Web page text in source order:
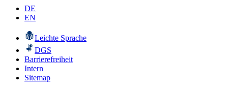
DE
EN
Leichte Sprache
DGS
Barrierefreiheit
Intern
Sitemap